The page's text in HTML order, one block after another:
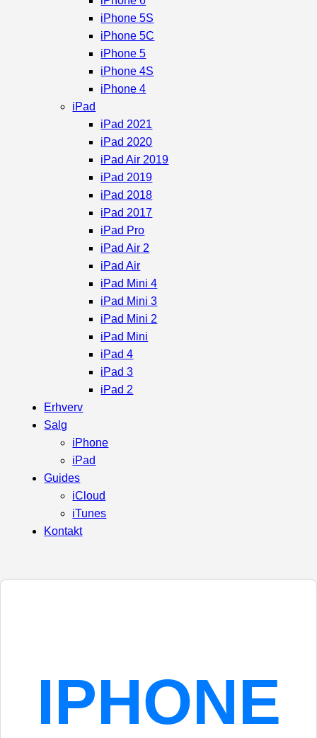
iPhone 5S
iPhone 5C
iPhone 5
iPhone 4S
iPhone 4
iPad
iPad 2021
iPad 2020
iPad Air 2019
iPad 2019
iPad 2018
iPad 2017
iPad Pro
iPad Air 2
iPad Air
iPad Mini 4
iPad Mini 3
iPad Mini 2
iPad Mini
iPad 4
iPad 3
iPad 2
Erhverv
Salg
iPhone
iPad
Guides
iCloud
iTunes
Kontakt
IPHONE